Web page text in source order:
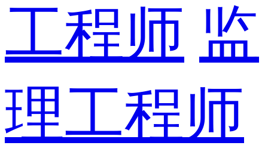
工程师 监
理工程师